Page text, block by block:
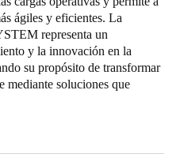
ágiles y eficientes. La
representa un
y la innovación en la
su propósito de transformar
mediante soluciones que